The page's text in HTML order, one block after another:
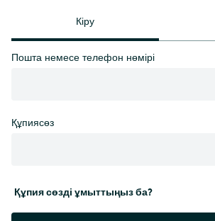
Кіру
Пошта немесе телефон нөмірі
Құпиясөз
Құпия сөзді ұмыттыңыз ба?